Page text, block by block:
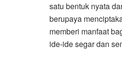
satu bentuk nyata
berupaya
memberi manfaat
ide-ide segar dan